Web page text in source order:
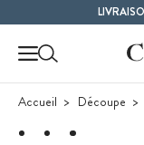
Accueil Découpe